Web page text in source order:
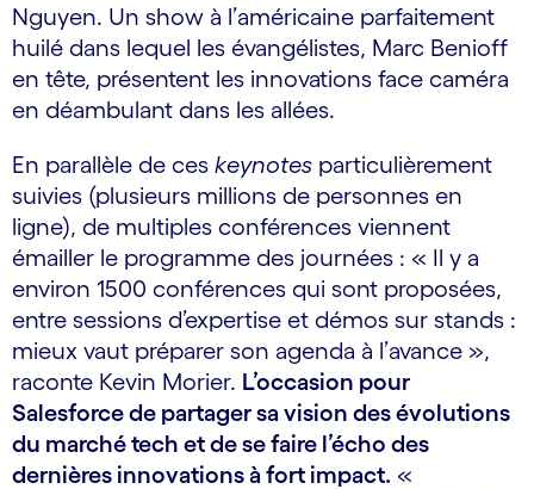
Nguyen. Un show à l’américaine parfaitement
huilé dans lequel les évangélistes, Marc Benioff
en tête, présentent les innovations face caméra
en déambulant dans les allées.
En parallèle de ces keynotes particulièrement
suivies (plusieurs millions de personnes en
ligne), de multiples conférences viennent
émailler le programme des journées : « Il y a
environ 1500 conférences qui sont proposées,
entre sessions d’expertise et démos sur stands :
mieux vaut préparer son agenda à l’avance »,
raconte Kevin Morier. L’occasion pour
Salesforce de partager sa vision des évolutions
du marché tech et de se faire l’écho des
dernières innovations à fort impact. «